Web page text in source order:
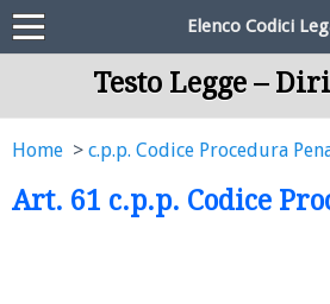
Elenco Codici
Testo Legge –
Home c.p.p. Codice Procedura
Art. 61 c.p.p. Codice